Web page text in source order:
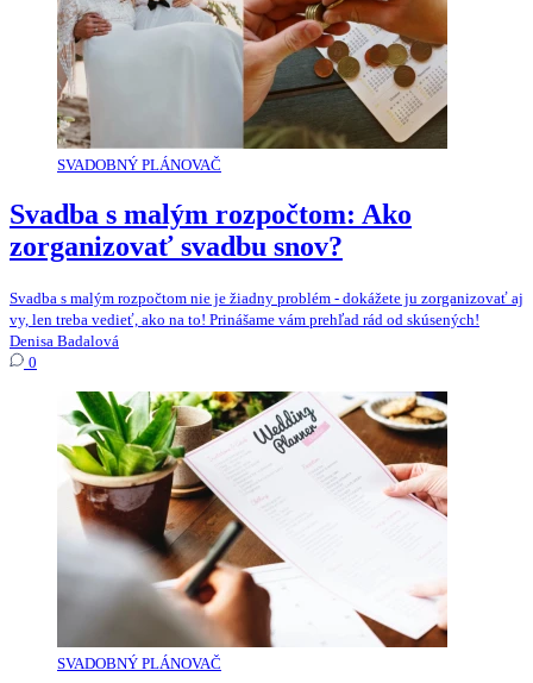
SVADOBNÝ PLÁNOVAČ
Svadba s malým rozpočtom: Ako
zorganizovať svadbu snov?
Svadba s malým rozpočtom nie je žiadny problém - dokážete ju zorganizovať aj
vy, len treba vedieť, ako na to! Prinášame vám prehľad rád od skúsených!
Denisa Badalová
0
SVADOBNÝ PLÁNOVAČ